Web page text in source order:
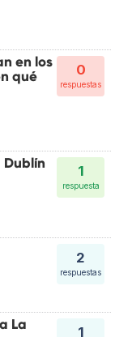
0
respuestas
en los
qué
1
respuesta
Dublín
2
respuestas
1
La